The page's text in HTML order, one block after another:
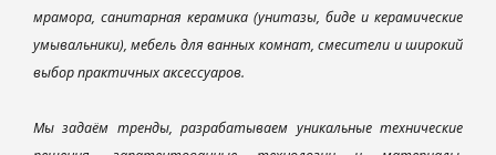
мрамора, санитарная керамика (унитазы, биде и керамические
умывальники), мебель для ванных комнат, смесители и широкий
выбор практичных аксессуаров.
Мы задаём тренды, разрабатываем уникальные технические